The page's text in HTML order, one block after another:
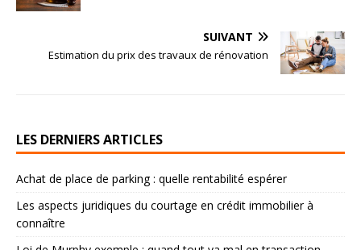
SUIVANT
Estimation du prix des travaux de rénovation
LES DERNIERS ARTICLES
Achat de place de parking : quelle rentabilité espérer
Les aspects juridiques du courtage en crédit immobilier à
connaître